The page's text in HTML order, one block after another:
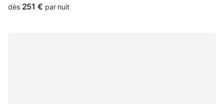
10 km from Arc de Triomphe.
dès 251 € par nuit